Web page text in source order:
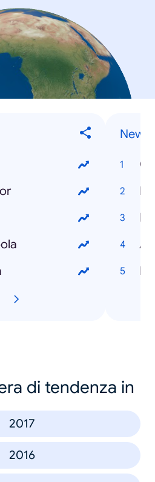
News
di tendenza in
2017
2016